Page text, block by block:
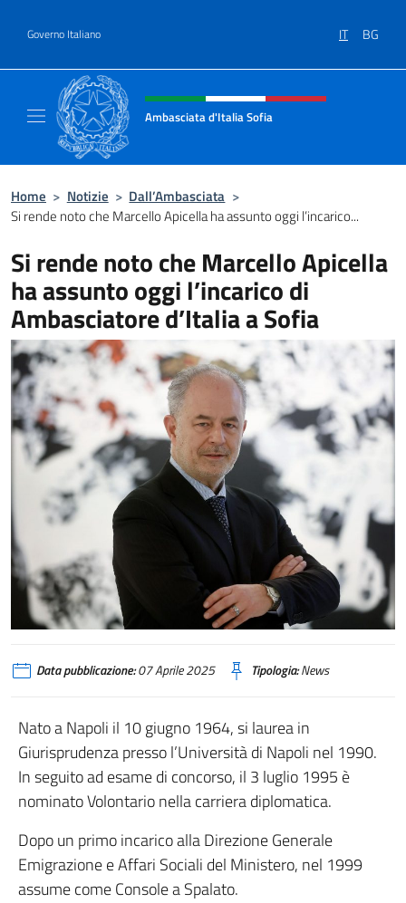
Governo Italiano IT BG
Intestazione sito, social e menù
Ambasciata d'Italia Sofia
Home > Notizie > Dall’Ambasciata >
Si rende noto che Marcello Apicella ha assunto oggi l’incarico...
Si rende noto che Marcello Apicella
ha assunto oggi l’incarico di
Ambasciatore d’Italia a Sofia
Data pubblicazione:07 Aprile 2025 Tipologia:News
Nato a Napoli il 10 giugno 1964, si laurea in
Giurisprudenza presso l’Università di Napoli nel 1990.
In seguito ad esame di concorso, il 3 luglio 1995 è
nominato Volontario nella carriera diplomatica.
Dopo un primo incarico alla Direzione Generale
Emigrazione e Affari Sociali del Ministero, nel 1999
assume come Console a Spalato.